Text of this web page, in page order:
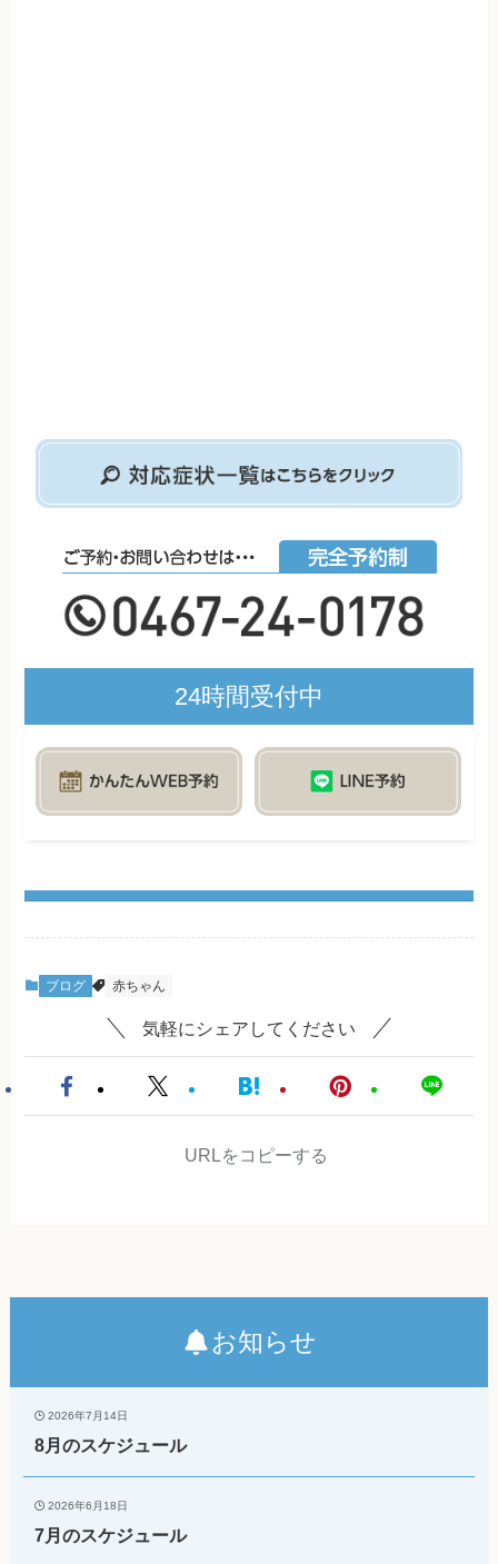
24時間受付中
ブログ 赤ちゃん
気軽にシェアしてください
URLをコピーする
お知らせ
2026年7月14日
8月のスケジュール
2026年6月18日
7月のスケジュール